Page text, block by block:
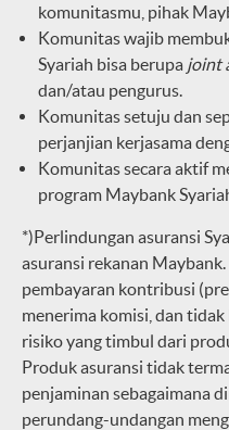
komunitasmu, pihak
Komunitas wajib
Syariah bisa berupa joint
dan/atau pengurus.
Komunitas setuju dan
perjanjian kerjasama
Komunitas secara aktif
program Maybank
*)Perlindungan asuransi
asuransi rekanan
pembayaran kontribusi
menerima komisi, dan
risiko yang timbul dari
Produk asuransi tidak
penjaminan sebagaimana
perundang-undangan